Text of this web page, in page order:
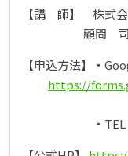
【講 師】 株式会
顧問 司法
【申込方法】・
https://
・TEL：